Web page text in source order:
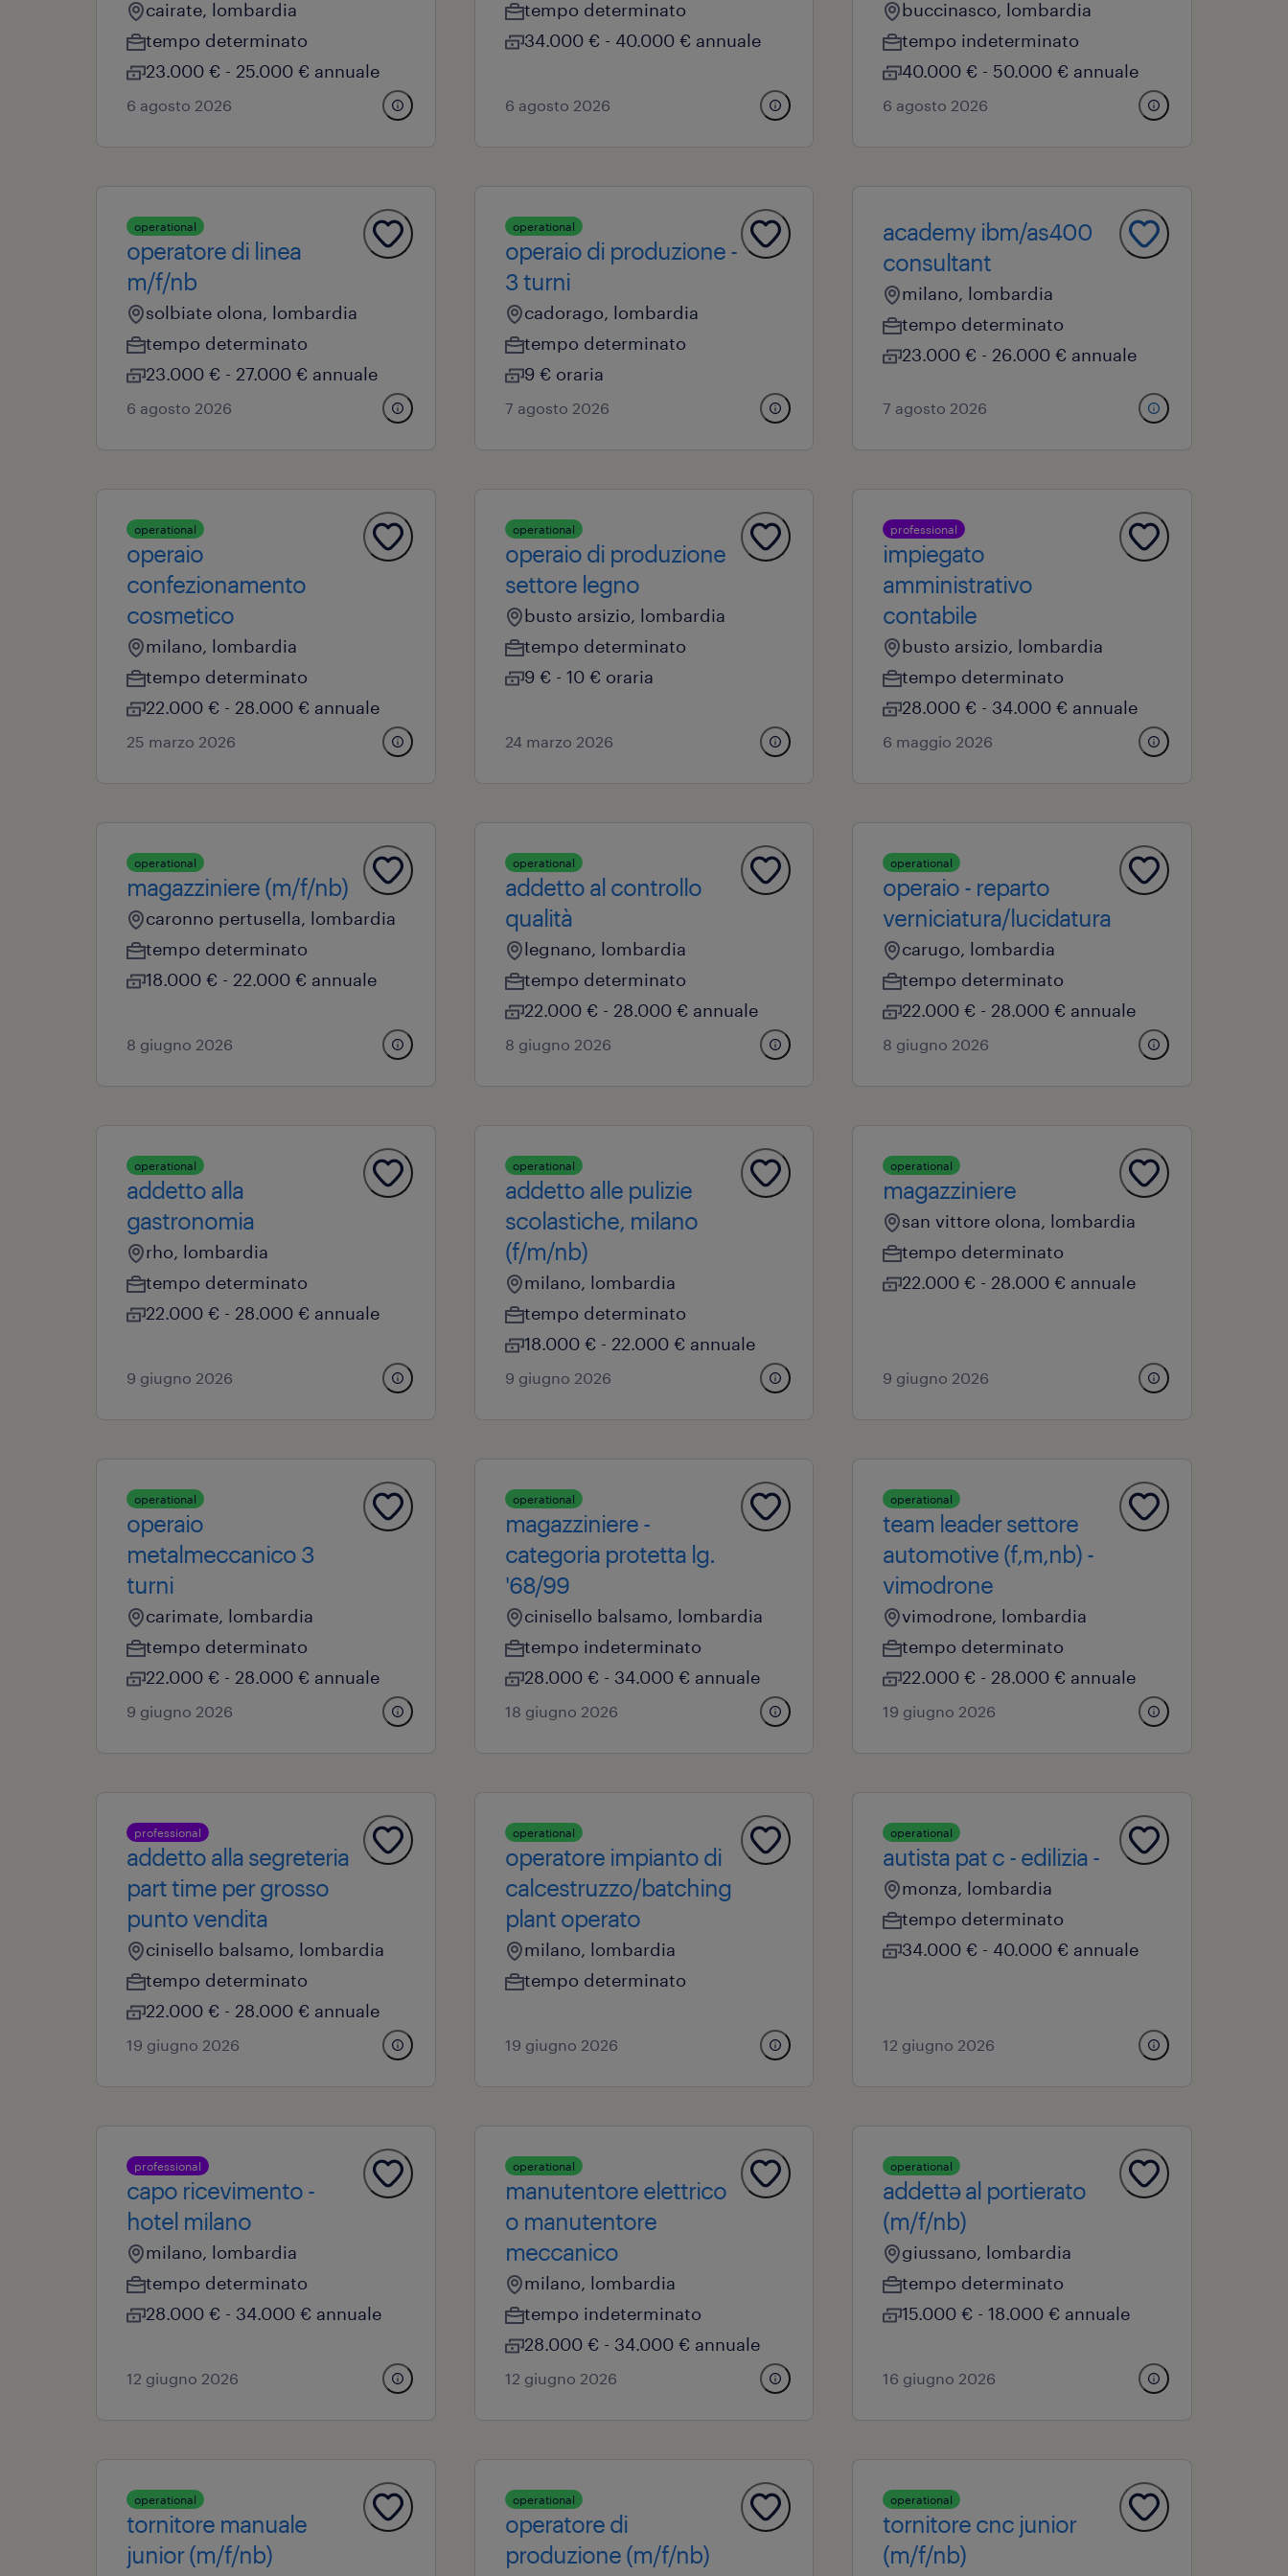
cairate, lombardia
tempo determinato
23.000 € - 25.000 € annuale
6 agosto 2026
tempo determinato
34.000 € - 40.000 € annuale
6 agosto 2026
buccinasco, lombardia
tempo indeterminato
40.000 € - 50.000 € annuale
6 agosto 2026
operational
operatore di linea
m/f/nb
solbiate olona, lombardia
tempo determinato
23.000 € - 27.000 € annuale
6 agosto 2026
operational
operaio di produzione -
3 turni
cadorago, lombardia
tempo determinato
9 € oraria
7 agosto 2026
academy ibm/as400
consultant
milano, lombardia
tempo determinato
23.000 € - 26.000 € annuale
7 agosto 2026
operational
operaio
confezionamento
cosmetico
milano, lombardia
tempo determinato
22.000 € - 28.000 € annuale
25 marzo 2026
operational
operaio di produzione
settore legno
busto arsizio, lombardia
tempo determinato
9 € - 10 € oraria
24 marzo 2026
professional
impiegato
amministrativo
contabile
busto arsizio, lombardia
tempo determinato
28.000 € - 34.000 € annuale
6 maggio 2026
operational
magazziniere (m/f/nb)
caronno pertusella, lombardia
tempo determinato
18.000 € - 22.000 € annuale
8 giugno 2026
operational
addetto al controllo
qualità
legnano, lombardia
tempo determinato
22.000 € - 28.000 € annuale
8 giugno 2026
operational
operaio - reparto
verniciatura/lucidatura
carugo, lombardia
tempo determinato
22.000 € - 28.000 € annuale
8 giugno 2026
operational
addetto alla
gastronomia
rho, lombardia
tempo determinato
22.000 € - 28.000 € annuale
9 giugno 2026
operational
addetto alle pulizie
scolastiche, milano
(f/m/nb)
milano, lombardia
tempo determinato
18.000 € - 22.000 € annuale
9 giugno 2026
operational
magazziniere
san vittore olona, lombardia
tempo determinato
22.000 € - 28.000 € annuale
9 giugno 2026
operational
operaio
metalmeccanico 3
turni
carimate, lombardia
tempo determinato
22.000 € - 28.000 € annuale
9 giugno 2026
operational
magazziniere -
categoria protetta lg.
'68/99
cinisello balsamo, lombardia
tempo indeterminato
28.000 € - 34.000 € annuale
18 giugno 2026
operational
team leader settore
automotive (f,m,nb) -
vimodrone
vimodrone, lombardia
tempo determinato
22.000 € - 28.000 € annuale
19 giugno 2026
professional
addetto alla segreteria
part time per grosso
punto vendita
cinisello balsamo, lombardia
tempo determinato
22.000 € - 28.000 € annuale
19 giugno 2026
operational
operatore impianto di
calcestruzzo/batching
plant operato
milano, lombardia
tempo determinato
19 giugno 2026
operational
autista pat c - edilizia -
monza, lombardia
tempo determinato
34.000 € - 40.000 € annuale
12 giugno 2026
professional
capo ricevimento -
hotel milano
milano, lombardia
tempo determinato
28.000 € - 34.000 € annuale
12 giugno 2026
operational
manutentore elettrico
o manutentore
meccanico
milano, lombardia
tempo indeterminato
28.000 € - 34.000 € annuale
12 giugno 2026
operational
addettə al portierato
(m/f/nb)
giussano, lombardia
tempo determinato
15.000 € - 18.000 € annuale
16 giugno 2026
operational
tornitore manuale
junior (m/f/nb)
operational
operatore di
produzione (m/f/nb)
operational
tornitore cnc junior
(m/f/nb)